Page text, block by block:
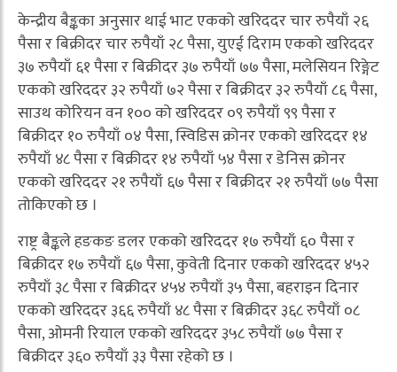
केन्द्रीय बैङ्कका अनुसार थाई भाट एकको खरिददर चार रुपैयाँ २६
पैसा र बिक्रीदर चार रुपैयाँ २८ पैसा, युएई दिराम एकको खरिददर
३७ रुपैयाँ ६१ पैसा र बिक्रीदर ३७ रुपैयाँ ७७ पैसा, मलेसियन रिङ्गेट
एकको खरिददर ३२ रुपैयाँ ७२ पैसा र बिक्रीदर ३२ रुपैयाँ ८६ पैसा,
साउथ कोरियन वन १०० को खरिददर ०९ रुपैयाँ ९९ पैसा र
बिक्रीदर १० रुपैयाँ ०४ पैसा, स्विडिस क्रोनर एकको खरिददर १४
रुपैयाँ ४८ पैसा र बिक्रीदर १४ रुपैयाँ ५४ पैसा र डेनिस क्रोनर
एकको खरिददर २१ रुपैयाँ ६७ पैसा र बिक्रीदर २१ रुपैयाँ ७७ पैसा
तोकिएको छ ।
राष्ट्र बैङ्कले हङकङ डलर एकको खरिददर १७ रुपैयाँ ६० पैसा र
बिक्रीदर १७ रुपैयाँ ६७ पैसा, कुवेती दिनार एकको खरिददर ४५२
रुपैयाँ ३८ पैसा र बिक्रीदर ४५४ रुपैयाँ ३५ पैसा, बहराइन दिनार
एकको खरिददर ३६६ रुपैयाँ ४८ पैसा र बिक्रीदर ३६८ रुपैयाँ ०८
पैसा, ओमनी रियाल एकको खरिददर ३५८ रुपैयाँ ७७ पैसा र
बिक्रीदर ३६० रुपैयाँ ३३ पैसा रहेको छ ।